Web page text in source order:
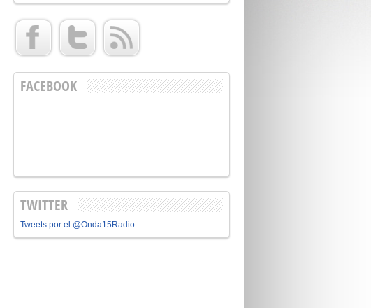
FACEBOOK
TWITTER
Tweets por el @Onda15Radio.